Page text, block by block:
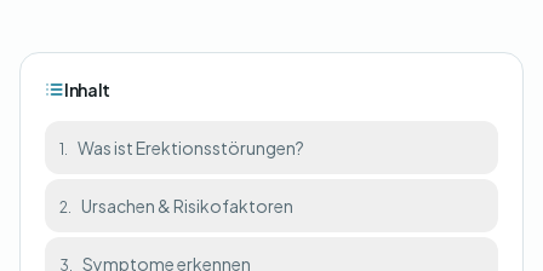
Inhalt
1. Was ist Erektionsstörungen?
2. Ursachen & Risikofaktoren
3. Symptome erkennen